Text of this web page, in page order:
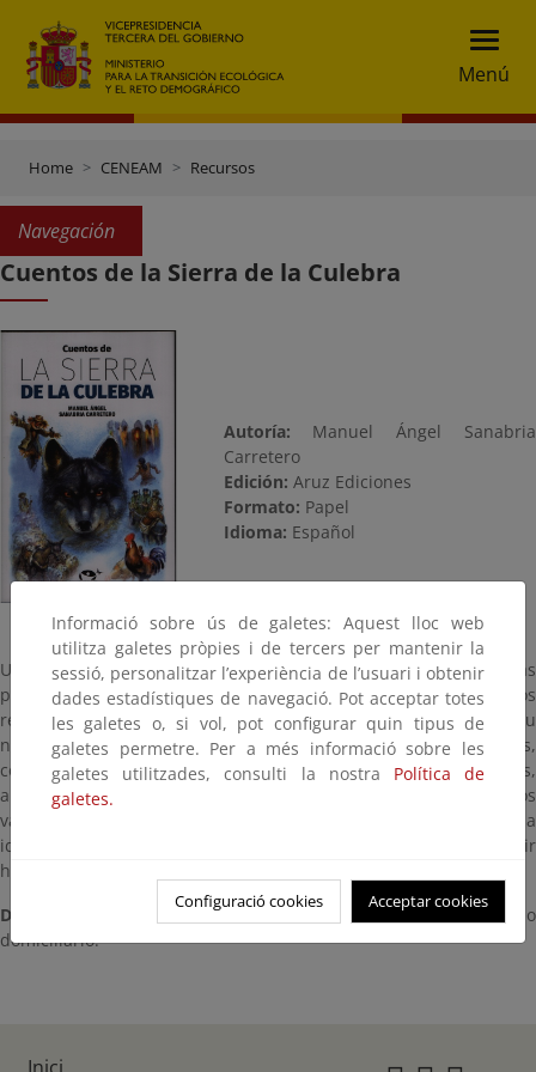
Menú
Home CENEAM Recursos
Navegación
Cuentos de la Sierra de la Culebra
Autoría: Manuel Ángel Sanabria
Carretero
Edición: Aruz Ediciones
Formato: Papel
Idioma: Español
Un libro que reúne leyendas, fábulas y narraciones, unas
procedentes de la tradición oral y otras inspiradas en los
recuerdos, las personas y los paisajes que el autor conoció en su
niñez y juventud. En sus páginas aparecen pastores,
contrabandistas y bandoleros, perros y lobos, niños y ancianos,
animales salvajes y seres fantásticos que habitan los bosques, los
valles y las peñas de la sierra. Es una obra que se acerca a la
identidad de un territorio emblemático y pretende rendir
homenaje a sus habitantes.
Disponibilidad
Centro de Documentación del CENEAM . Préstamo
domiciliario.
Informació sobre ús de galetes: Aquest lloc web
utilitza galetes pròpies i de tercers per mantenir la
sessió, personalitzar l’experiència de l’usuari i obtenir
dades estadístiques de navegació. Pot acceptar totes
les galetes o, si vol, pot configurar quin tipus de
galetes permetre. Per a més informació sobre les
galetes utilitzades, consulti la nostra Política de
galetes.
Configuració cookies Acceptar cookies